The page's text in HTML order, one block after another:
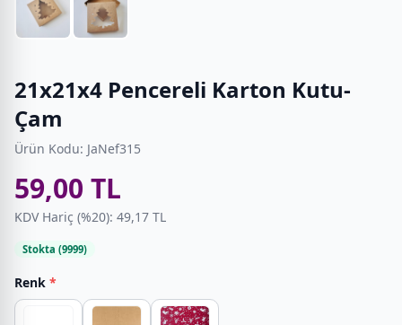
21x21x4 Pencereli Karton Kutu-
Çam
Ürün Kodu: JaNef315
59,00 TL
KDV Hariç (%20): 49,17 TL
Stokta (9999)
Renk *